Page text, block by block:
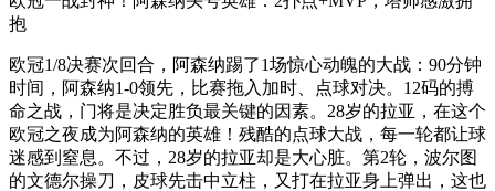
抱
欧冠1/8决赛次回合，阿森纳踢了1场惊心动魄的大战：90分钟
时间，阿森纳1-0领先，比赛拖入加时、点球对决。12码的搏
命之战，门将是决定胜负最关键的因素。28岁的拉亚，在这个
欧冠之夜成为阿森纳的英雄！残酷的点球大战，每一轮都让球
迷感到窒息。不过，28岁的拉亚却是大心脏。第2轮，波尔图
的文德尔操刀，皮球先击中立柱，又打在拉亚身上弹出，这也